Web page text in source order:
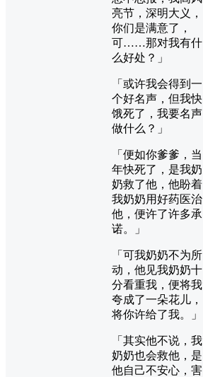
亮节，深明大义，
你们是满意了，
可……那对我有什
么好处？」
「或许我会得到一
个好名声，但我快
饿死了，我要名声
做什么？」
「便如你爹爹，当
年快死了，是我奶
奶救了他，他盼着
我奶奶用好药医治
他，便许了许多承
诺。」
「可我奶奶不为所
动，他见我奶奶十
分看重我，便将我
夸成了一朵花儿，
将你许给了我。」
「其实他不说，我
奶奶也会救他，是
他自己不安心，害